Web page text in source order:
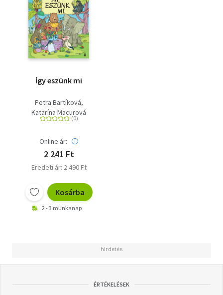
Így eszünk mi
Petra Bartíková
Katarína Macurová
Online ár:
2 241 Ft
Eredeti ár: 2 490 Ft
Kosárba
2 - 3 munkanap
ÉRTÉKELÉSEK